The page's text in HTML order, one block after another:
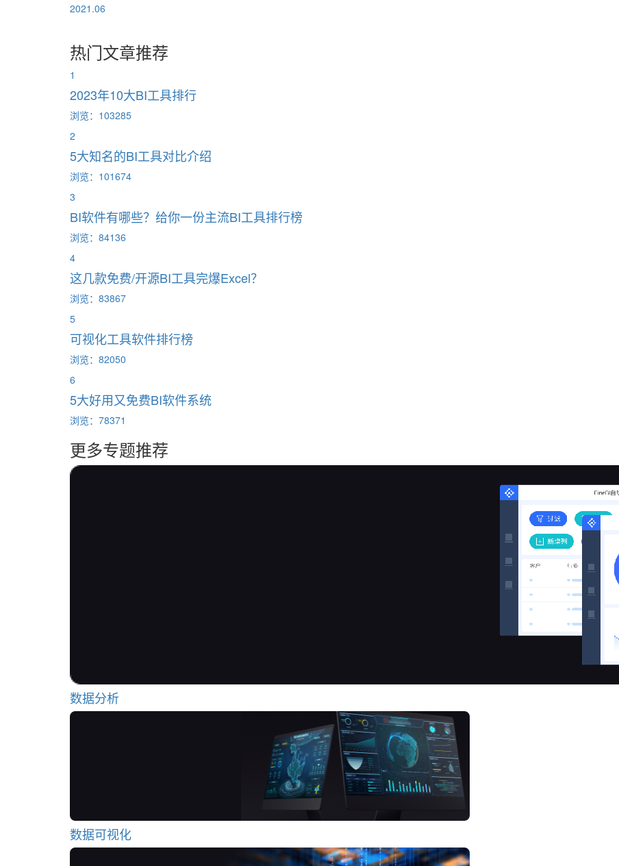
2021.06
热门文章推荐
1
2023年10大BI工具排行
浏览：103285
2
5大知名的BI工具对比介绍
浏览：101674
3
BI软件有哪些？给你一份主流BI工具排行榜
浏览：84136
4
这几款免费/开源BI工具完爆Excel？
浏览：83867
5
可视化工具软件排行榜
浏览：82050
6
5大好用又免费BI软件系统
浏览：78371
更多专题推荐
数据分析
数据可视化